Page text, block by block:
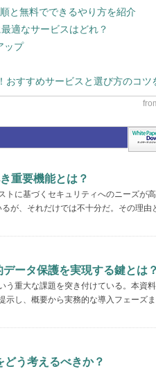
と無料でできるやり方を紹介
適なサービスはどれ？
ップ
おすすめサービスと選び方のコツ
重要機能とは？
トに基づくセキュリティへのニーズが
が、それだけでは不十分だ。その理由
ータ保護を実現する鍵とは？
う重大な課題を突き付けている。本資
示し、概要から実務的な導入フェーズ
う考えるべきか？